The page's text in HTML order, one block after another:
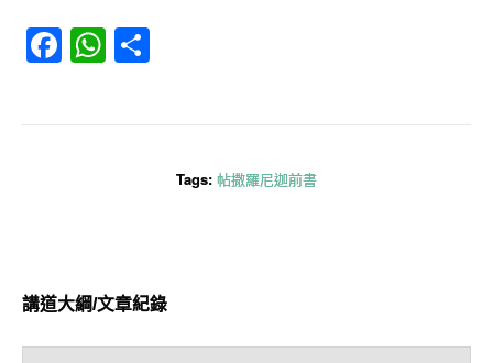
Facebook
WhatsApp
Tags: 帖撒羅尼迦前書
講道大綱/文章紀錄